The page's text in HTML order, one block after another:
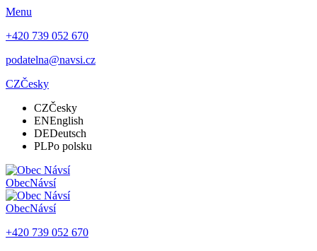
Menu
+420 739 052 670
podatelna@navsi.cz
CZČesky
CZČesky
ENEnglish
DEDeutsch
PLPo polsku
ObecNávsí
ObecNávsí
+420 739 052 670